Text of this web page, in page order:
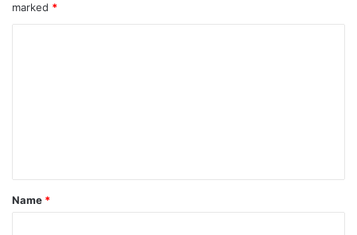
marked *
t
*
Name *